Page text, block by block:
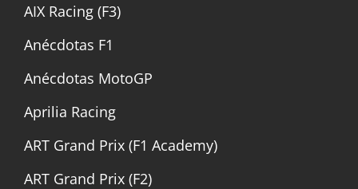
AIX Racing (F3)
Anécdotas F1
Anécdotas MotoGP
Aprilia Racing
ART Grand Prix (F1 Academy)
ART Grand Prix (F2)